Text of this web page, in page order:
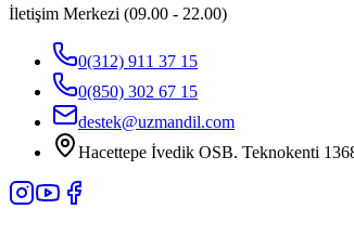
İletişim Merkezi (09.00 - 22.00)
0(312) 911 37 15
0(850) 302 67 15
destek@uzmandil.com
Hacettepe İvedik OSB. Teknokenti